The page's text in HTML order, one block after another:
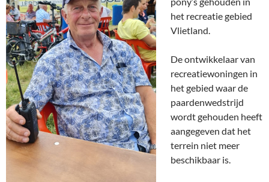
het recreatie gebied
Vlietland.
De ontwikkelaar van
recreatiewoningen in
het gebied waar de
paardenwedstrijd
wordt gehouden heeft
aangegeven dat het
terrein niet meer
beschikbaar is.